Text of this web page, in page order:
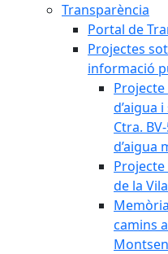
Transparència
Portal de
Projectes
informació
d’aigua
Ctra.
d’aigua
de la Vila
camins